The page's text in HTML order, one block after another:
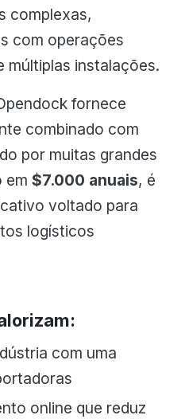
complexas,
com operações
múltiplas instalações.
fornece
combinado com
por muitas grandes
em $7.000 anuais, é
voltado para
logísticos
com uma
online que reduz